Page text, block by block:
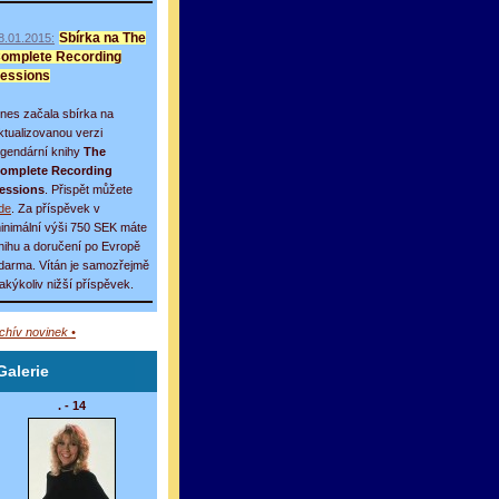
Sbírka na The
Recording
začala sbírka na
verzi
knihy The
Recording
. Přispět můžete
. Za příspěvek v
výši 750 SEK máte
a doručení po Evropě
Vítán je samozřejmě
nižší příspěvek.
novinek •
. - 14